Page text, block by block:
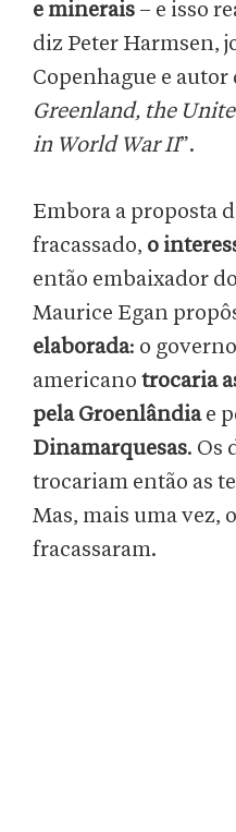
e minerais – e isso
diz Peter Harmsen,
Copenhague e autor
Greenland, the
in World War II”.
Embora a proposta
fracassado, o
então embaixador
Maurice Egan
elaborada: o
americano trocaria
pela Groenlândiae
Dinamarquesas. Os
trocariam então as
Mas, mais uma vez,
fracassaram.